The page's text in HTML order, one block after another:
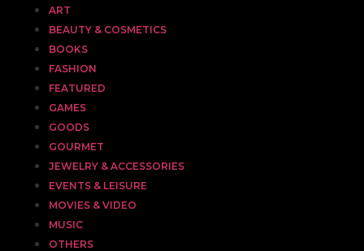
ART
BEAUTY & COSMETICS
BOOKS
FASHION
FEATURED
GAMES
GOODS
GOURMET
JEWELRY & ACCESSORIES
EVENTS & LEISURE
MOVIES & VIDEO
MUSIC
OTHERS